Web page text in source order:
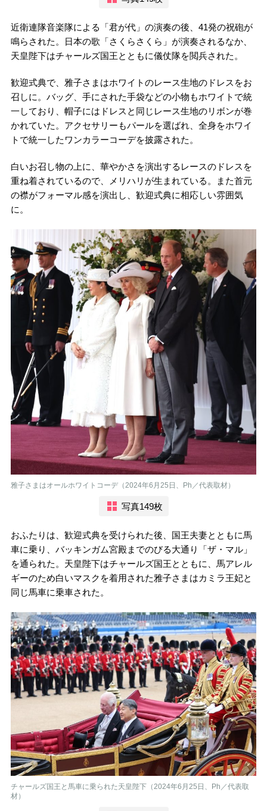
近衛連隊音楽隊による「君が代」の演奏の後、41発の祝砲が
鳴らされた。日本の歌「さくらさくら」が演奏されるなか、
天皇陛下はチャールズ国王とともに儀仗隊を閲兵された。
歓迎式典で、雅子さまはホワイトのレース生地のドレスをお
召しに。バッグ、手にされた手袋などの小物もホワイトで統
一しており、帽子にはドレスと同じレース生地のリボンが巻
かれていた。アクセサリーもパールを選ばれ、全身をホワイ
トで統一したワンカラーコーデを披露された。
白いお召し物の上に、華やかさを演出するレースのドレスを
重ね着されているので、メリハリが生まれている。また首元
の襟がフォーマル感を演出し、歓迎式典に相応しい雰囲気
に。
雅子さまはオールホワイトコーデ（2024年6月25日、Ph／代表取材）
写真149枚
おふたりは、歓迎式典を受けられた後、国王夫妻とともに馬
車に乗り、バッキンガム宮殿までのびる大通り「ザ・マル」
を通られた。天皇陛下はチャールズ国王とともに、馬アレル
ギーのため白いマスクを着用された雅子さまはカミラ王妃と
同じ馬車に乗車された。
チャールズ国王と馬車に乗られた天皇陛下（2024年6月25日、Ph／代表取
材）